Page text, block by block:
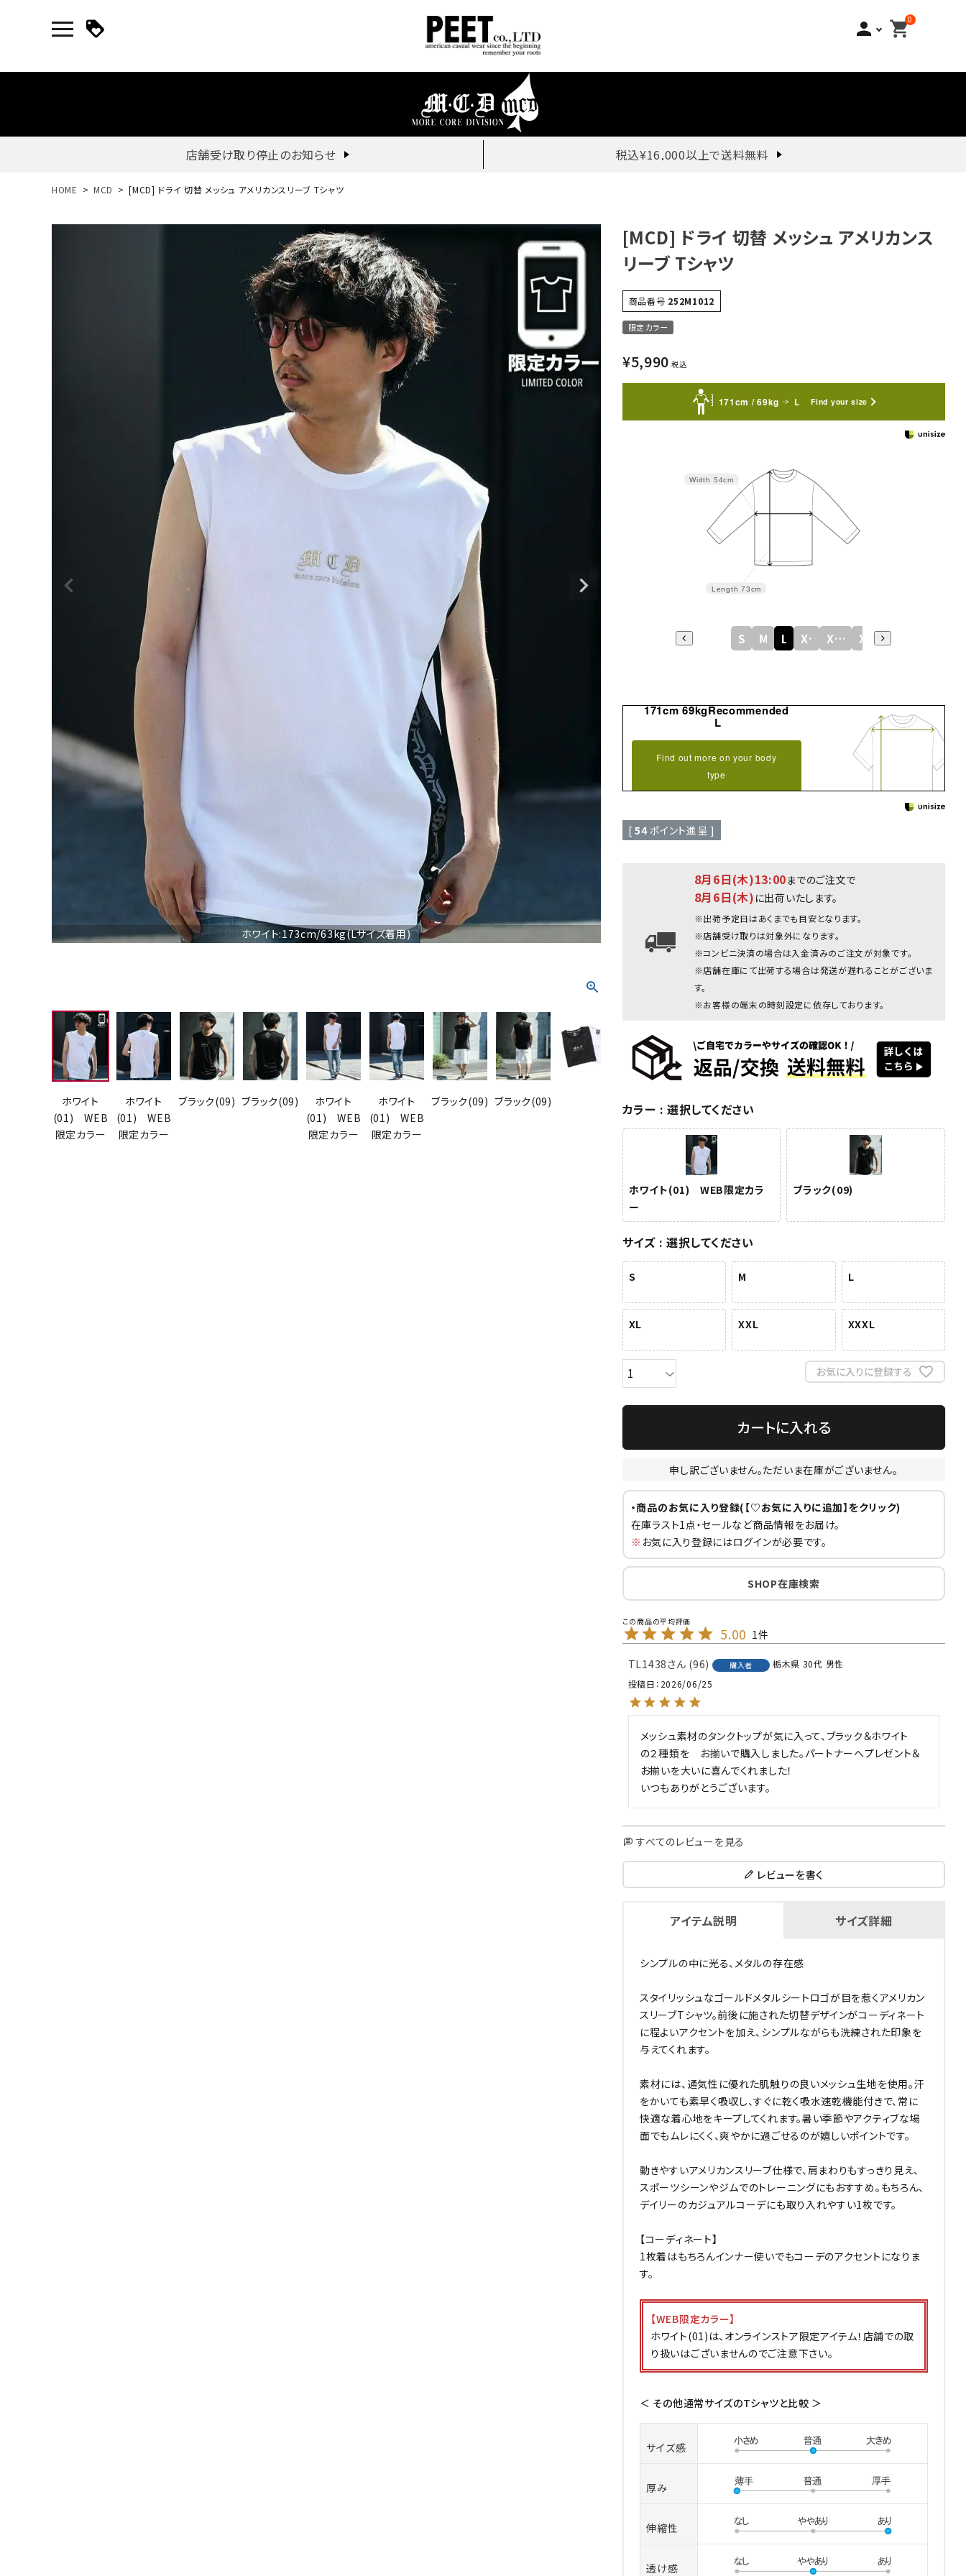
person 0
shopping_cart
店舗受け取り停止のお知らせ 税込¥16,000以上で送料無料
新規会員登録｜ログイン
ご利用ガイド
詳しい条件から探す
HOME MCD [MCD] ドライ 切替 メッシュ アメリカンスリーブ Tシャツ
ホワイト:173cm/63kg(Lサイズ着用) ホワイト:173cm/63kg(Lサイズ
ホワイト
(01) WEB
限定カラー
ホワイト
(01) WEB
限定カラー
ブラック(09) ブラック(09)
ホワイト
(01) WEB
限定カラー
ホワイト
(01) WEB
限定カラー
ブラック(09) ブラック(09)
ホワイト
(01) WEB
ホワイト
(01) WEB
限定カラー
(01) WEB
限定カラー
限定カラー
[MCD] ドライ 切替 メッシュ アメリカンス
リーブ Tシャツ
商品番号 252M1012
限定カラー
¥5,990 税込
171cm / 69kg L Find your size
Length 73cm
Width 54cm
XL XXL XXXL
171cm 69kgRecommended
L
Find out more on your body
type
[ 54ポイント進呈 ]
8月6日(木)13:00までのご注文で
8月6日(木) に出荷いたします。
※出荷予定日はあくまでも目安となります。
※店舗受け取りは対象外になります。
※コンビニ決済の場合は入金済みのご注文が対象です。
※店舗在庫にて出荷する場合は発送が遅れることがございま
す。
※お客様の端末の時刻設定に依存しております。
カラー 選択してください
ホワイト(01) WEB限定カラ
ー
ブラック(09)
サイズ 選択してください
S M L
XL XXL XXXL
お気に入りに登録する
カートに入れる
申し訳ございません。ただいま在庫がございません。
・商品のお気に入り登録(【♡お気に入りに追加】をクリック)
在庫ラスト1点・セールなど商品情報をお届け。
※ お気に入り登録にはログインが必要です。
SHOP在庫検索
5.00 1
TL1438 96 購入者 栃木県 30代 男性
投稿日 2026/06/25
メッシュ素材のタンクトップが気に入って、ブラック＆ホワイト
の２種類を　お揃いで購入しました。パートナーへプレゼント＆
お揃いを大いに喜んでくれました！
すべてのレビューを見る
レビューを書く
アイテム説明 サイズ詳細
シンプルの中に光る、メタルの存在感
スタイリッシュなゴールドメタルシートロゴが目を惹くアメリカン
スリーブTシャツ。前後に施された切替デザインがコーディネート
に程よいアクセントを加え、シンプルながらも洗練された印象を
与えてくれます。
素材には、通気性に優れた肌触りの良いメッシュ生地を使用。汗
をかいても素早く吸収し、すぐに乾く吸水速乾機能付きで、常に
快適な着心地をキープしてくれます。暑い季節やアクティブな場
面でもムレにくく、爽やかに過ごせるのが嬉しいポイントです。
動きやすいアメリカンスリーブ仕様で、肩まわりもすっきり見え、
スポーツシーンやジムでのトレーニングにもおすすめ。もちろん、
デイリーのカジュアルコーデにも取り入れやすい1枚です。
【コーディネート】
1枚着はもちろんインナー使いでもコーデのアクセントになりま
す。
【WEB限定カラー】
ホワイト(01)は、オンラインストア限定アイテム！店舗での取
り扱いはございませんのでご注意下さい。
＜ その他通常サイズのTシャツと比較 ＞
サイズ感
厚み
伸縮性
透け感